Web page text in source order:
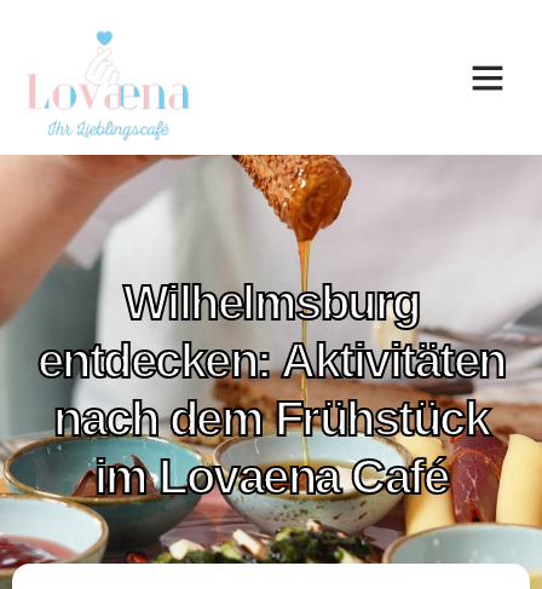
Wilhelmsburg
entdecken: Aktivitäten
nach dem Frühstück
im Lovaena Café